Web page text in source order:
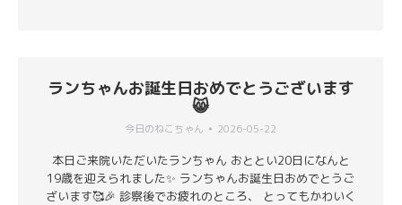
ランちゃんお誕生日おめでとうございます
😸
今日のねこちゃん 2026-05-22
本日ご来院いただいたランちゃん おととい20日になんと
19歳を迎えられました✨ ランちゃんお誕生日おめでとうご
ざいます🥰🎉 診察後でお疲れのところ、 とってもかわいく